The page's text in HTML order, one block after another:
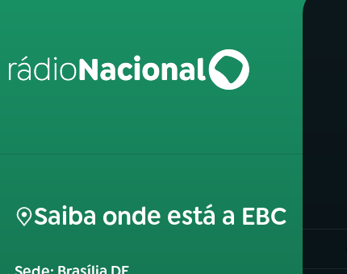
Saiba onde está a EBC